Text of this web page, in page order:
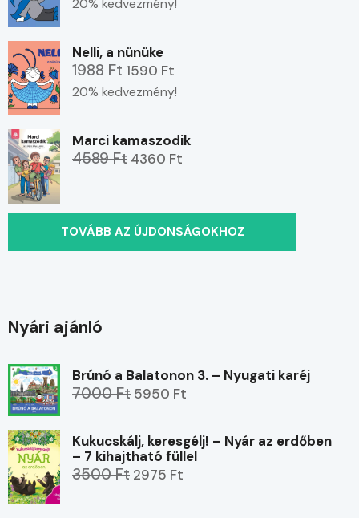
20% kedvezmény!
Nelli, a nünüke
1988 Ft 1590 Ft
20% kedvezmény!
Marci kamaszodik
4589 Ft 4360 Ft
TOVÁBB AZ ÚJDONSÁGOKHOZ
Nyári ajánló
Brúnó a Balatonon 3. – Nyugati karéj
7000 Ft 5950 Ft
Kukucskálj, keresgélj! – Nyár az erdőben
– 7 kihajtható füllel
3500 Ft 2975 Ft